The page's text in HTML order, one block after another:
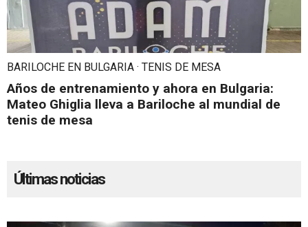
BARILOCHE EN BULGARIA · TENIS DE MESA
Años de entrenamiento y ahora en Bulgaria:
Mateo Ghiglia lleva a Bariloche al mundial de
tenis de mesa
Últimas noticias